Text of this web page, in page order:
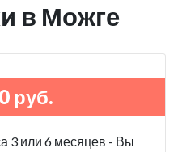
в Можге
руб.
3 или 6 месяцев - Вы